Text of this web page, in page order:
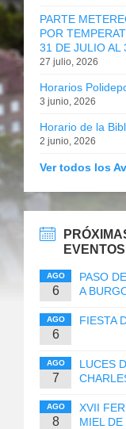
PARTE
POR
31 DE JULIO AL
27 julio, 2026
Horarios
3 junio, 2026
Horario de la
2 junio, 2026
Ver todos los
EVENTOS
AGO
6
PASO
A
AGO
6
FIESTA
AGO
7
LUCES
AGO
8
XVII
MIEL